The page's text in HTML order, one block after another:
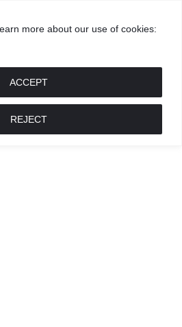
more about our use of cookies:
REJECT
ACCEPT